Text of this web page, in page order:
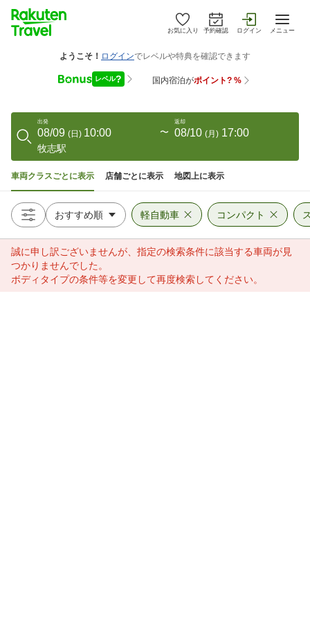
お気に入り 予約確認 ログイン メニュー
出発
08/09 (日) 10:00 〜
返却
08/10 (月 ) 17:00
牧志駅
車両クラスごとに表示 店舗ごとに表示 地図上に表示
軽自動車 コンパクト
誠に申し訳ございませんが、指定の検索条件に該当する車両が見
つかりませんでした。
ボディタイプの条件等を変更して再度検索してください。